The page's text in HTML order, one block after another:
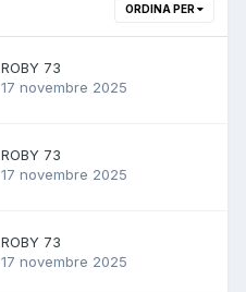
ORDINA PER
ROBY 73
17 novembre 2025
ROBY 73
17 novembre 2025
ROBY 73
17 novembre 2025